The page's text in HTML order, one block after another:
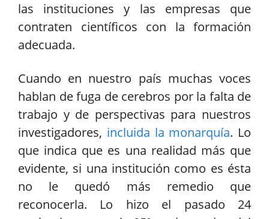
las instituciones y las empresas que
contraten científicos con la formación
adecuada.
Cuando en nuestro país muchas voces
hablan de fuga de cerebros por la falta de
trabajo y de perspectivas para nuestros
investigadores, incluida la monarquía. Lo
que indica que es una realidad más que
evidente, si una institución como es ésta
no le quedó más remedio que
reconocerla. Lo hizo el pasado 24